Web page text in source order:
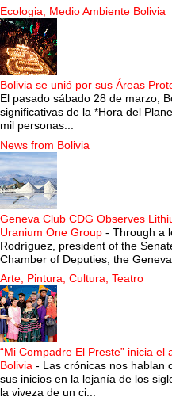
Ecologia, Medio Ambiente Bolivia
Bolivia se unió por sus Áreas
El pasado sábado 28 de marzo,
significativas de la *Hora del
mil personas...
News from Bolivia
Geneva Club CDG Observes
Uranium One Group - Through a
Rodríguez, president of the
Chamber of Deputies, the Geneva
Arte, Pintura, Cultura, Teatro
“Mi Compadre El Preste” inicia
Bolivia - Las crónicas nos hablan
sus inicios en la lejanía de los
la viveza de un ci...